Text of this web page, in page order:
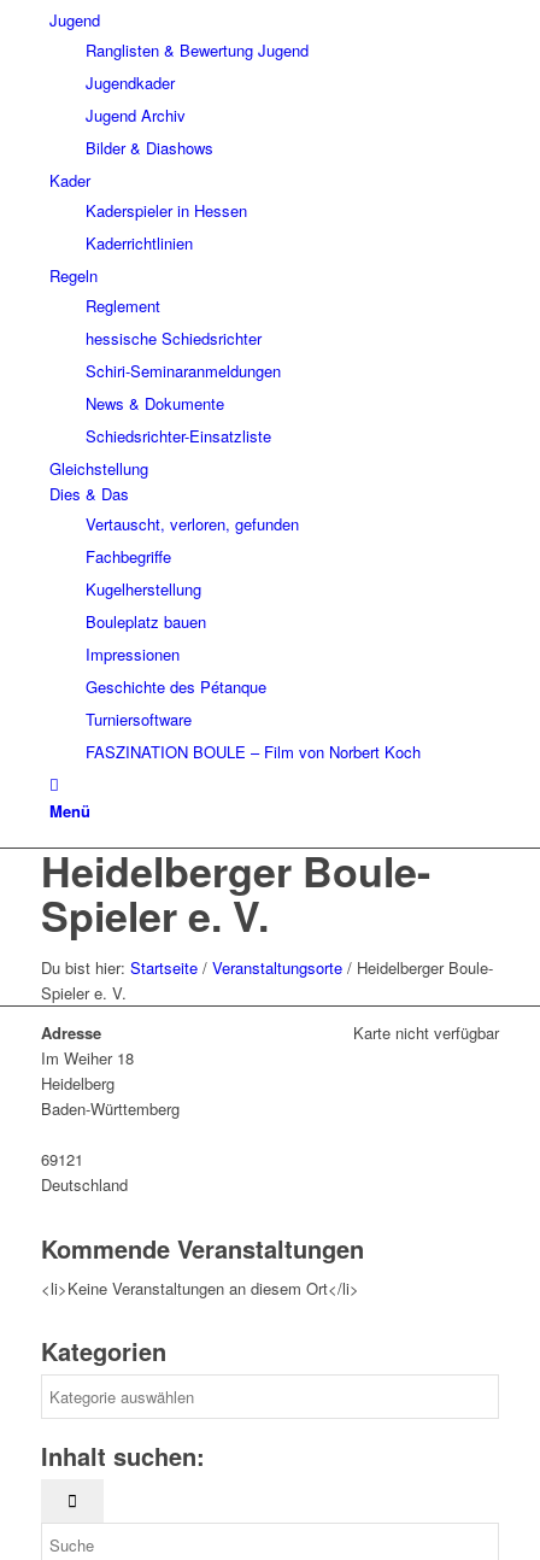
Jugend
Ranglisten & Bewertung Jugend
Jugendkader
Jugend Archiv
Bilder & Diashows
Kader
Kaderspieler in Hessen
Kaderrichtlinien
Regeln
Reglement
hessische Schiedsrichter
Schiri-Seminaranmeldungen
News & Dokumente
Schiedsrichter-Einsatzliste
Gleichstellung
Dies & Das
Vertauscht, verloren, gefunden
Fachbegriffe
Kugelherstellung
Bouleplatz bauen
Impressionen
Geschichte des Pétanque
Turniersoftware
FASZINATION BOULE – Film von Norbert Koch
Menü
Heidelberger Boule-
Spieler e. V.
Du bist hier: Startseite / Veranstaltungsorte / Heidelberger Boule-
Spieler e. V.
Karte nicht verfügbar
Adresse
Im Weiher 18
Heidelberg
Baden-Württemberg
69121
Deutschland
Kommende Veranstaltungen
<li>Keine Veranstaltungen an diesem Ort</li>
Kategorien
Inhalt suchen: